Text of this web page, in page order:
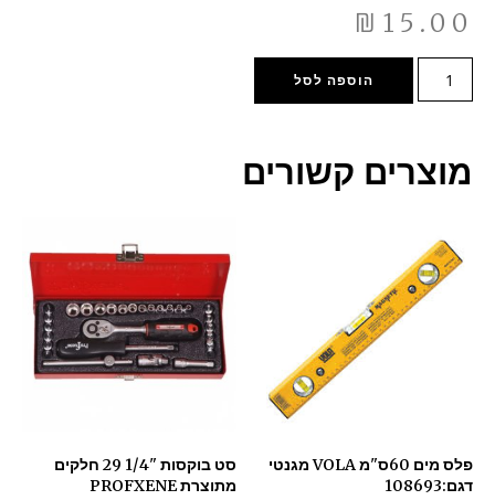
₪ 15.00
הוספה לסל
מוצרים קשורים
פלס מים 60ס"מ VOLA מגנטי
דגם:108693
סט בוקסות "1/4 29 חלקים
מתוצרת PROFXENE